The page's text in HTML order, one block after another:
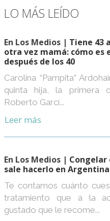
LO MÁS LEÍDO
En Los Medios | Tiene 43
otra vez mamá: cómo es
después de los 40
Carolina “Pampita”
quinta hija, la primera
Roberto Garcí...
Leer más
En Los Medios | Congelar
sale hacerlo en Argentina
Te contamos cuánto
tratamiento que a la
gustado que le recome...